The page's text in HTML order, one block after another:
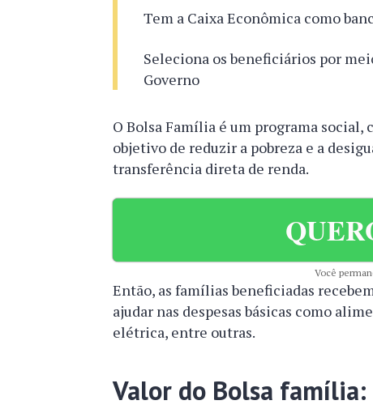
Tem a Caixa Econômica como
Seleciona os beneficiários por
Governo
O Bolsa Família é um programa
objetivo de reduzir a pobreza e a
transferência direta de renda.
Você
Então, as famílias beneficiadas
ajudar nas despesas básicas como
elétrica, entre outras.
Valor do Bolsa família: